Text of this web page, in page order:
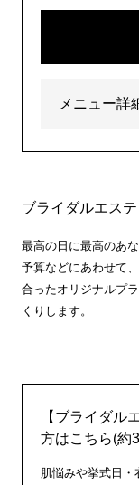
メニュー詳
ブライダルエステ
最高の日に最高のあ
予算などにあわせて
合ったオリジナルプ
くりします。
【ブライダル
方はこちら(約
肌悩みや挙式日・